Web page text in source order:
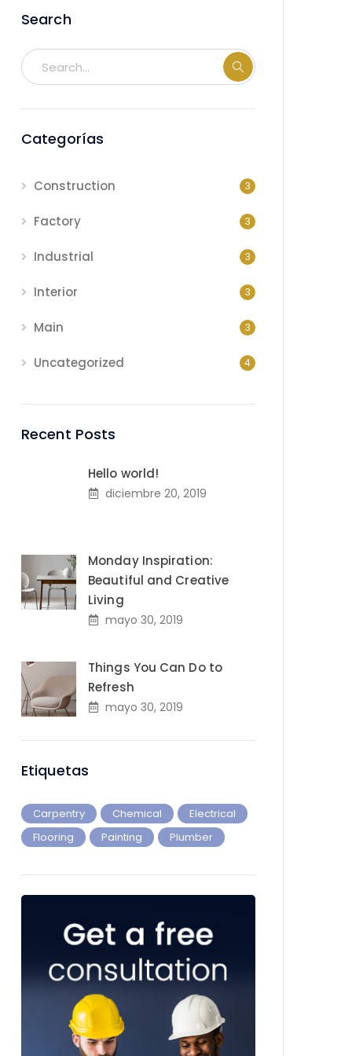
Search
Categorías
Construction 3
Factory 3
Industrial 3
Interior 3
Main 3
Uncategorized 4
Recent Posts
Hello world!
diciembre 20, 2019
Monday Inspiration:
Beautiful and Creative
Living
mayo 30, 2019
Things You Can Do to
Refresh
mayo 30, 2019
Etiquetas
Carpentry Chemical
Electrical
Flooring
Painting Plumber